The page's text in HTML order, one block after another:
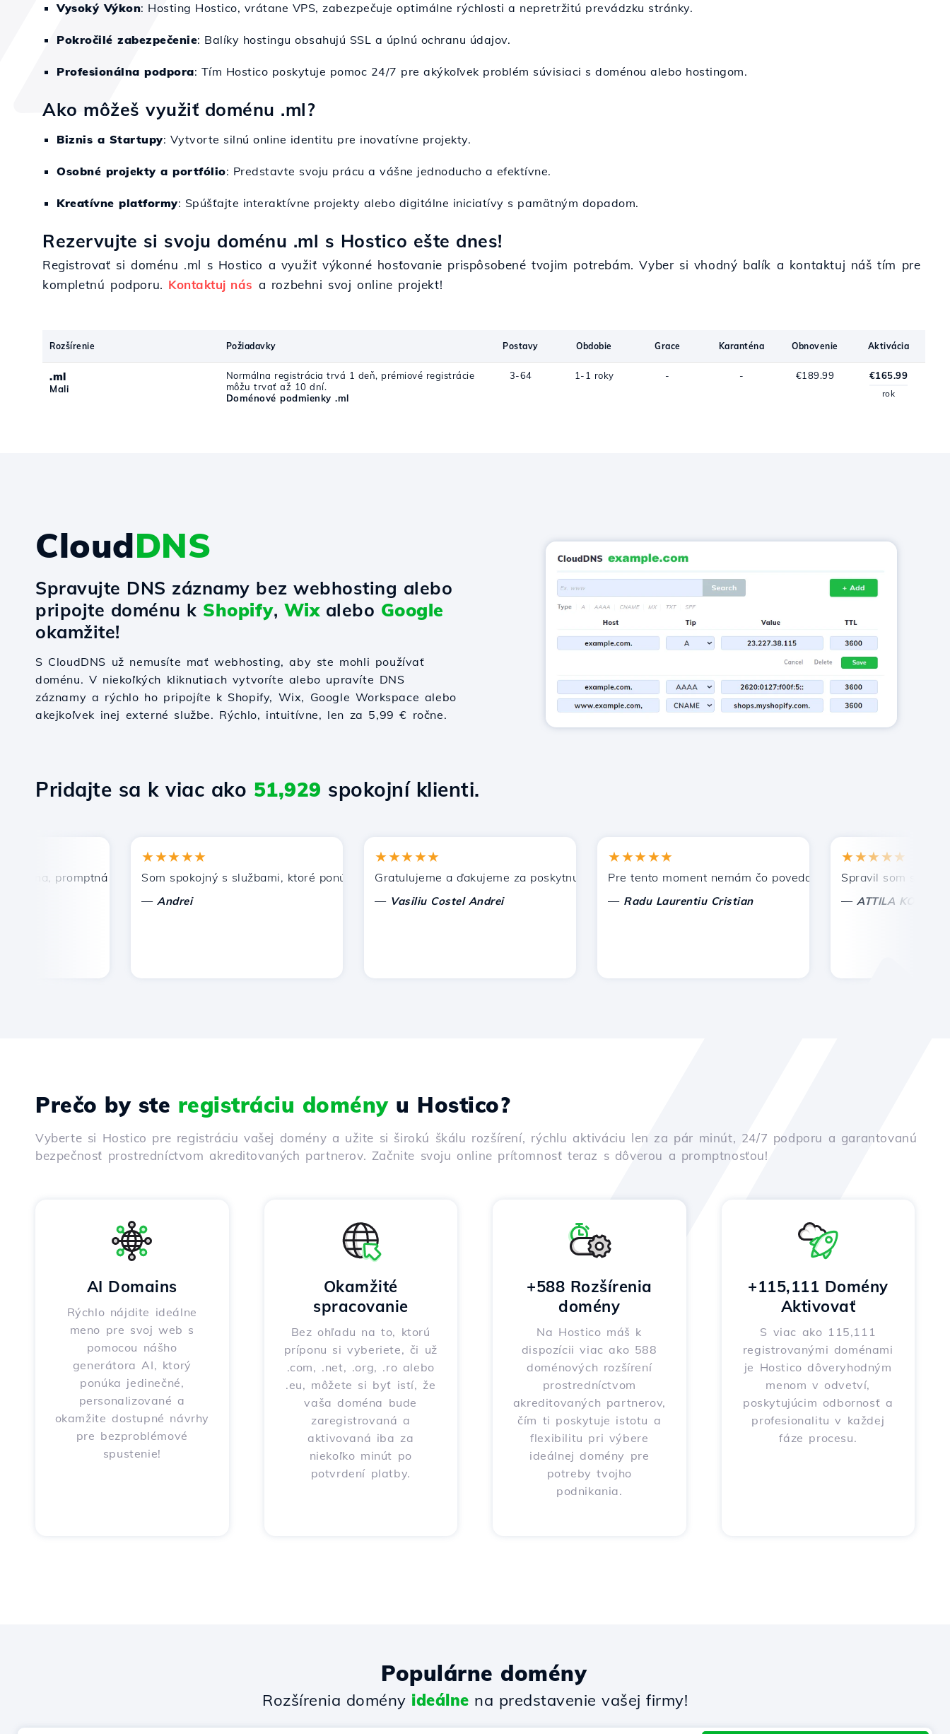
Vysoký Výkon: Hosting Hostico, vrátane VPS, zabezpečuje optimálne rýchlosti a nepretržitú prevádzku stránky.
Pokročilé zabezpečenie: Balíky hostingu obsahujú SSL a úplnú ochranu údajov.
Profesionálna podpora: Tím Hostico poskytuje pomoc 24/7 pre akýkoľvek problém súvisiaci s doménou alebo hostingom.
Ako môžeš využiť doménu .ml?
Biznis a Startupy: Vytvorte silnú online identitu pre inovatívne projekty.
Osobné projekty a portfólio: Predstavte svoju prácu a vášne jednoducho a efektívne.
Kreatívne platformy: Spúšťajte interaktívne projekty alebo digitálne iniciatívy s pamätným dopadom.
Rezervujte si svoju doménu .ml s Hostico ešte dnes!
Registrovať si doménu .ml s Hostico a využiť výkonné hosťovanie prispôsobené tvojim potrebám. Vyber si vhodný balík a kontaktuj náš tím pre
kompletnú podporu. Kontaktuj nás a rozbehni svoj online projekt!
Rozšírenie Požiadavky Postavy Obdobie Grace Karanténa Obnovenie Aktivácia
.ml
Mali
Normálna registrácia trvá 1 deň, prémiové registrácie
môžu trvať až 10 dní.
Doménové podmienky .ml
3-64 1-1 roky - - €189.99 €165.99
rok
CloudDNS
Spravujte DNS záznamy bez webhosting alebo
pripojte doménu k Shopify, Wixalebo Google
okamžite!
S CloudDNS už nemusíte mať webhosting, aby ste mohli používať
doménu. V niekoľkých kliknutiach vytvoríte alebo upravíte DNS
záznamy a rýchlo ho pripojíte k Shopify, Wix, Google Workspace alebo
akejkoľvek inej externé službe. Rýchlo, intuitívne, len za 5,99 € ročne.
Pridajte sa k viac ako 51,929 spokojní klienti.
promptná a efektívna technická podpora.
★★★★★
Som spokojný s službami, ktoré ponúka Hostico. Odporučil som vás iným známym.
Andrei
★★★★★
Gratulujeme a ďakujeme za poskytnutú podporu!
Vasiliu Costel Andrei
★★★★★
Pre tento moment nemám čo povedať, len oceniť. S osobitnou
Radu Laurentiu Cristian
★★★★★
Spravil som správnu
ATTILA KOLES
Prečo by ste registráciu doményu Hostico?
Vyberte si Hostico pre registráciu vašej domény a užite si širokú škálu rozšírení, rýchlu aktiváciu len za pár minút, 24/7 podporu a garantovanú
bezpečnosť prostredníctvom akreditovaných partnerov. Začnite svoju online prítomnosť teraz s dôverou a promptnosťou!
AI Domains
Rýchlo nájdite ideálne
meno pre svoj web s
pomocou nášho
generátora AI, ktorý
ponúka jedinečné,
personalizované a
okamžite dostupné návrhy
pre bezproblémové
spustenie!
Okamžité
spracovanie
Bez ohľadu na to, ktorú
príponu si vyberiete, či už
.com, .net, .org, .ro alebo
.eu, môžete si byť istí, že
vaša doména bude
zaregistrovaná a
aktivovaná iba za
niekoľko minút po
potvrdení platby.
+588 Rozšírenia
domény
Na Hostico máš k
dispozícii viac ako 588
doménových rozšírení
prostredníctvom
akreditovaných partnerov,
čím ti poskytuje istotu a
flexibilitu pri výbere
ideálnej domény pre
potreby tvojho
podnikania.
+115,111 Domény
Aktivovať
S viac ako 115,111
registrovanými doménami
je Hostico dôveryhodným
menom v odvetví,
poskytujúcim odbornosť a
profesionalitu v každej
fáze procesu.
Populárne domény
Rozšírenia domény ideálne na predstavenie vašej firmy!